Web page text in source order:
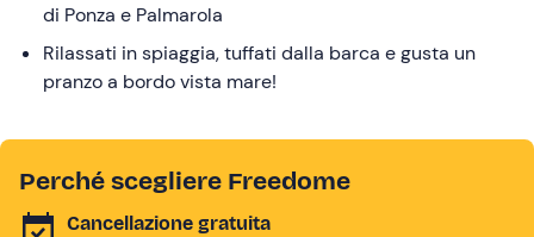
di Ponza e Palmarola
Rilassati in spiaggia, tuffati dalla barca e gusta un
pranzo a bordo vista mare!
Perché scegliere Freedome
Cancellazione gratuita